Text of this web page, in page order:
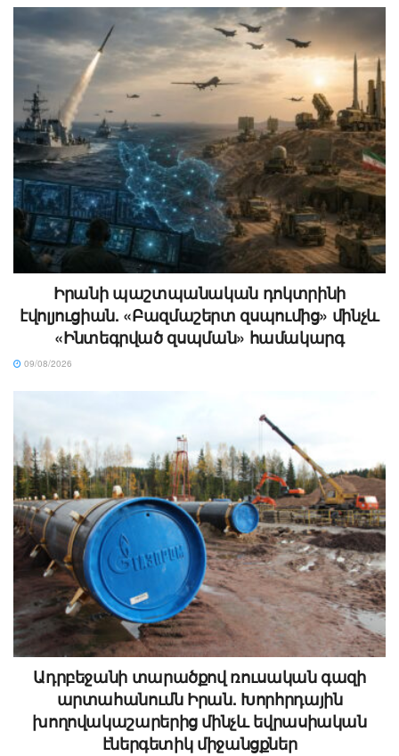
Իրանի պաշտպանական դոկտրինի
էվոլյուցիան. «Բազմաշերտ զսպումից» մինչև
«Ինտեգրված զսպման» համակարգ
09/08/2026
Ադրբեջանի տարածքով ռուսական գազի
արտահանումն Իրան. Խորհրդային
խողովակաշարերից մինչև եվրասիական
էներգետիկ միջանցքներ